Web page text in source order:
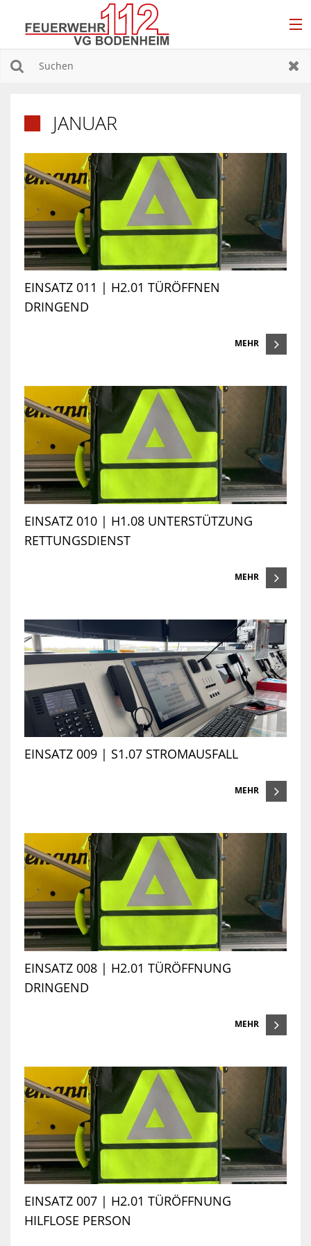
EINSÄTZE
EINHEITEN
JUGENDFEUERWEHR
FÖRDERVEREINE
JANUAR
EINSATZ 011 | H2.01 TÜRÖFFNEN
DRINGEND
MEHR
EINSATZ 010 | H1.08 UNTERSTÜTZUNG
RETTUNGSDIENST
MEHR
EINSATZ 009 | S1.07 STROMAUSFALL
MEHR
EINSATZ 008 | H2.01 TÜRÖFFNUNG
DRINGEND
MEHR
EINSATZ 007 | H2.01 TÜRÖFFNUNG
HILFLOSE PERSON